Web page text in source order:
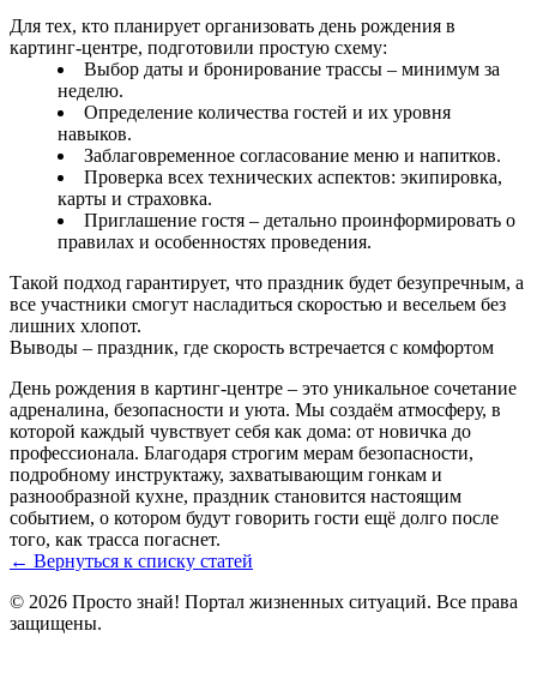
Для тех, кто планирует организовать день рождения в
картинг‑центре, подготовили простую схему:
Выбор даты и бронирование трассы – минимум за
неделю.
Определение количества гостей и их уровня
навыков.
Заблаговременное согласование меню и напитков.
Проверка всех технических аспектов: экипировка,
карты и страховка.
Приглашение гостя – детально проинформировать о
правилах и особенностях проведения.
Такой подход гарантирует, что праздник будет безупречным, а
все участники смогут насладиться скоростью и весельем без
лишних хлопот.
Выводы – праздник, где скорость встречается с комфортом
День рождения в картинг‑центре – это уникальное сочетание
адреналина, безопасности и уюта. Мы создаём атмосферу, в
которой каждый чувствует себя как дома: от новичка до
профессионала. Благодаря строгим мерам безопасности,
подробному инструктажу, захватывающим гонкам и
разнообразной кухне, праздник становится настоящим
событием, о котором будут говорить гости ещё долго после
того, как трасса погаснет.
← Вернуться к списку статей
© 2026 Просто знай! Портал жизненных ситуаций. Все права
защищены.